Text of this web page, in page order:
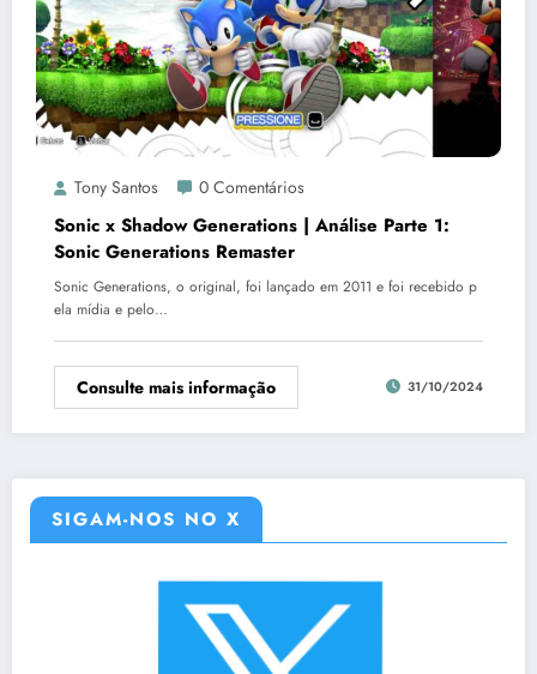
Tony Santos 0 Comentários
Sonic x Shadow Generations | Análise Parte 1:
Sonic Generations Remaster
Sonic Generations, o original, foi lançado em 2011 e foi recebido p
ela mídia e pelo…
Consulte mais informação 31/10/2024
SIGAM-NOS NO X